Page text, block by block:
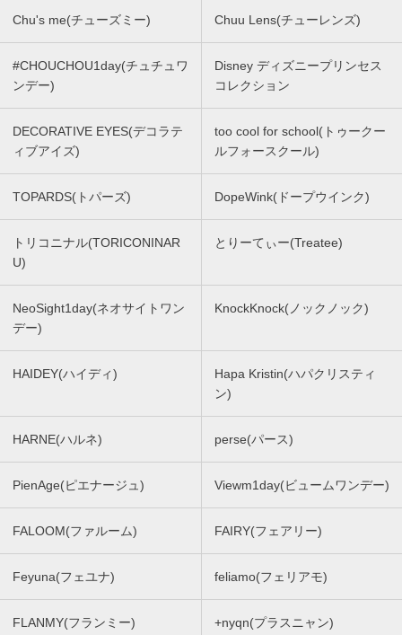
Chu's me(チューズミー) Chuu Lens(チューレンズ)
#CHOUCHOU1day(チュチュワ
ンデー)
Disney ディズニープリンセス
コレクション
DECORATIVE EYES(デコラテ
ィブアイズ)
too cool for school(トゥークー
ルフォースクール)
TOPARDS(トパーズ) DopeWink(ドープウインク)
トリコニナル(TORICONINAR
U)
とりーてぃー(Treatee)
NeoSight1day(ネオサイトワン
デー)
KnockKnock(ノックノック)
HAIDEY(ハイディ)
Hapa Kristin(ハパクリスティ
ン)
HARNE(ハルネ) perse(パース)
PienAge(ピエナージュ) Viewm1day(ビュームワンデー)
FALOOM(ファルーム) FAIRY(フェアリー)
Feyuna(フェユナ) feliamo(フェリアモ)
FLANMY(フランミー) +nyqn(プラスニャン)